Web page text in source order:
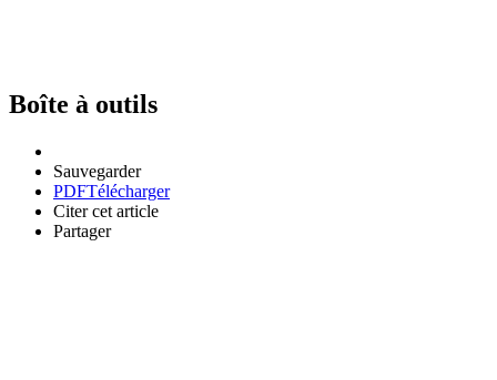
Boîte à outils
Sauvegarder
PDFTélécharger
Citer cet article
Partager